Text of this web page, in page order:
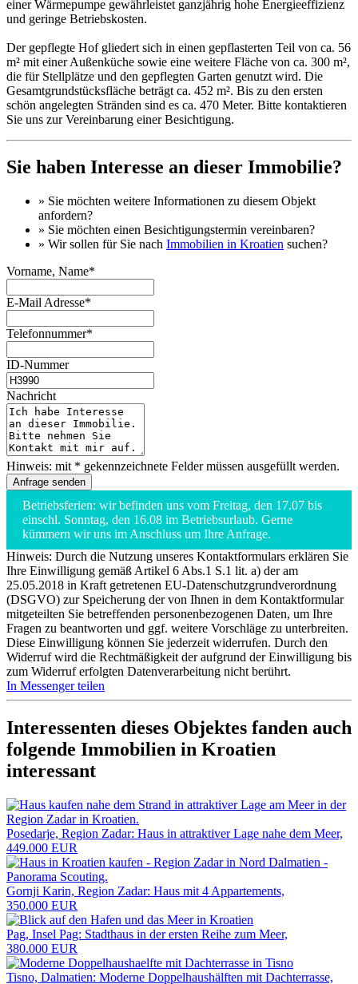
einer Wärmepumpe gewährleistet ganzjährig hohe Energieeffizienz
und geringe Betriebskosten.
Der gepflegte Hof gliedert sich in einen gepflasterten Teil von ca. 56
m² mit einer Außenküche sowie eine weitere Fläche von ca. 300 m²,
die für Stellplätze und den gepflegten Garten genutzt wird. Die
Gesamtgrundstücksfläche beträgt ca. 452 m². Bis zu den ersten
schön angelegten Stränden sind es ca. 470 Meter. Bitte kontaktieren
Sie uns zur Vereinbarung einer Besichtigung.
Sie haben Interesse an dieser Immobilie?
» Sie möchten weitere Informationen zu diesem Objekt
anfordern?
» Sie möchten einen Besichtigungstermin vereinbaren?
» Wir sollen für Sie nach Immobilien in Kroatien suchen?
Vorname, Name*
E-Mail Adresse*
Telefonnummer*
ID-Nummer
Nachricht
Hinweis: mit * gekennzeichnete Felder müssen ausgefüllt werden.
Betriebsferien: wir befinden uns vom Freitag, den 17.07 bis
einschl. Sonntag, den 16.08 im Betriebsurlaub. Gerne
kümmern wir uns im Anschluss um Ihre Anfrage.
Hinweis: Durch die Nutzung unseres Kontaktformulars erklären Sie
Ihre Einwilligung gemäß Artikel 6 Abs.1 S.1 lit. a) der am
25.05.2018 in Kraft getretenen EU-Datenschutzgrundverordnung
(DSGVO) zur Speicherung der von Ihnen in dem Kontaktformular
mitgeteilten Sie betreffenden personenbezogenen Daten, um Ihre
Fragen zu beantworten und ggf. weitere Vorschläge zu unterbreiten.
Diese Einwilligung können Sie jederzeit widerrufen. Durch den
Widerruf wird die Rechtmäßigkeit der aufgrund der Einwilligung bis
zum Widerruf erfolgten Datenverarbeitung nicht berührt.
In Messenger teilen
Interessenten dieses Objektes fanden auch
folgende Immobilien in Kroatien
interessant
Posedarje, Region Zadar: Haus in attraktiver Lage nahe dem Meer,
449.000 EUR
Gornji Karin, Region Zadar: Haus mit 4 Appartements,
350.000 EUR
Pag, Insel Pag: Stadthaus in der ersten Reihe zum Meer,
380.000 EUR
Tisno, Dalmatien: Moderne Doppelhaushälften mit Dachterrasse,